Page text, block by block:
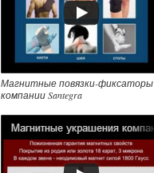
Магнитные повязки-фиксаторы
компании Santegra